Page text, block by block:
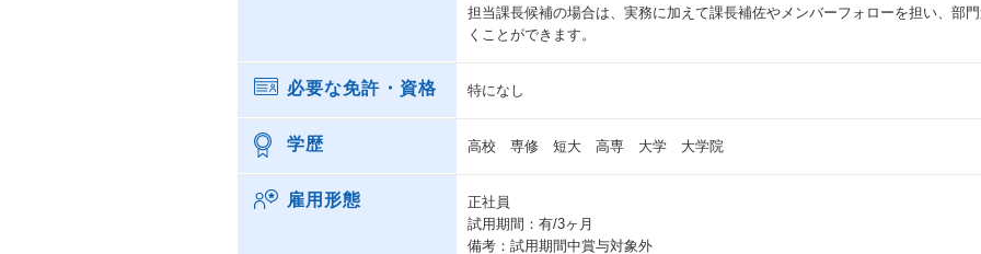
担当課長候補の場合は、実務に加えて課長補佐やメンバーフォローを担い、部
くことができます。
必要な免許・資格 特になし
学歴 高校 専修 短大 高専 大学 大学院
雇用形態
正社員
試用期間：有/3ヶ月
備考：試用期間中賞与対象外